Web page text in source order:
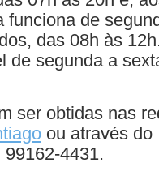
funciona de
das 08h às
de segunda a
ser obtidas nas
ou através do
4431.